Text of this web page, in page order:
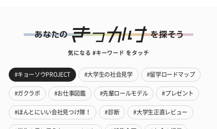
気になる #キーワード をタッチ
#キョーソウPROJECT #大学生の社会見学 #留学ロードマップ
#ガクラボ #お仕事図鑑 #先輩ロールモデル #プレゼント
#ほんとにいい会社見つけ隊！ #診断 #大学生正直レビュー